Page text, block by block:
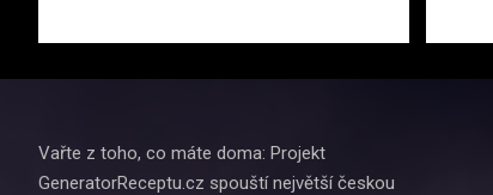
Vařte z toho, co máte doma: Projekt
GeneratorReceptu.cz spouští největší českou